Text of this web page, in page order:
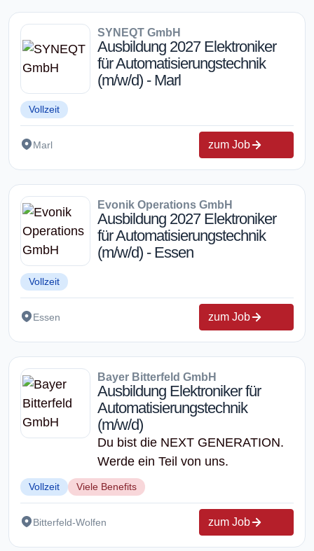
SYNEQT GmbH
Ausbildung 2027 Elektroniker
für Automatisierungstechnik
(m/w/d) - Marl
Vollzeit
Marl zum Job
Evonik Operations GmbH
Ausbildung 2027 Elektroniker
für Automatisierungstechnik
(m/w/d) - Essen
Vollzeit
Essen zum Job
Bayer Bitterfeld GmbH
Ausbildung Elektroniker für
Automatisierungstechnik
(m/w/d)
Du bist die NEXT GENERATION.
Werde ein Teil von uns.
Vollzeit Viele Benefits
Bitterfeld-Wolfen zum Job